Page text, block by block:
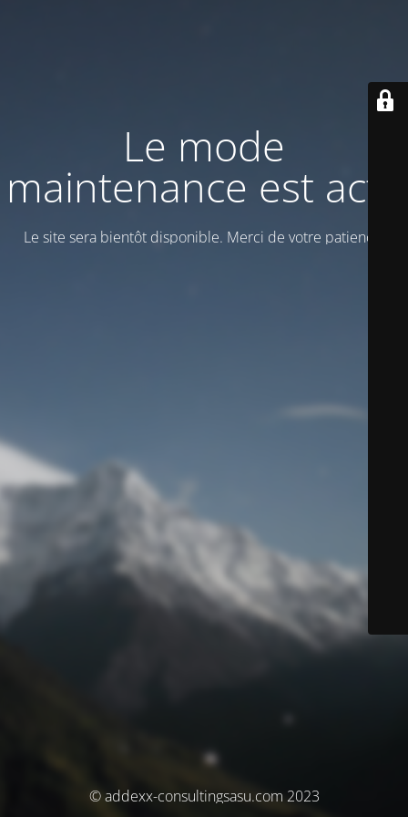
Le mode
maintenance est actif
Le site sera bientôt disponible. Merci de votre patience!
© addexx-consultingsasu.com 2023